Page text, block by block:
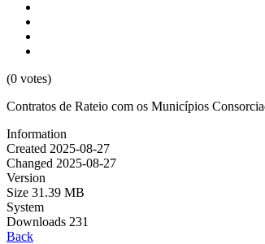
(0 votes)
Contratos de Rateio com os Municípios
Information
Created 2025-08-27
Changed 2025-08-27
Version
Size 31.39 MB
System
Downloads 231
Back